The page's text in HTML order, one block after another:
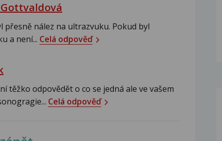
přesně nález na ultrazvuku. Pokud byl
a není... Celá odpověď
těžko odpovědět o co se jedná ale ve vašem
Celá odpověď